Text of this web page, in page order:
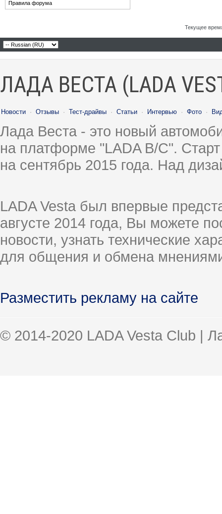
Правила форума
Текущее
ЛАДА ВЕСТА (LADA
Новости · Отзывы · Тест-драйвы · Статьи · Интервью · Фото ·
Лада Веста - это новый
на платформе "LADA B/C".
на сентябрь 2015 года. Над
LADA Vesta был впервые
августе 2014 года, Вы можете
новости, узнать технические
для общения и обмена
Разместить рекламу на сайте
© 2014-2020 LADA Vesta Club |